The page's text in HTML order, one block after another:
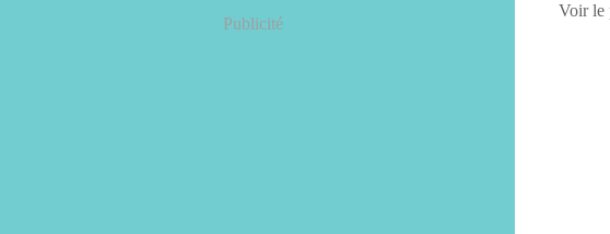
Publicité
Voir le